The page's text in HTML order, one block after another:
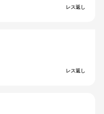
レス返し
レス返し